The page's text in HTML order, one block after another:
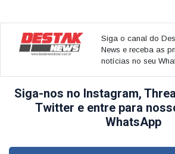
Siga o canal do
News e receba as
notícias no seu
Siga-nos no Instagram,
Twitter e entre para
WhatsApp